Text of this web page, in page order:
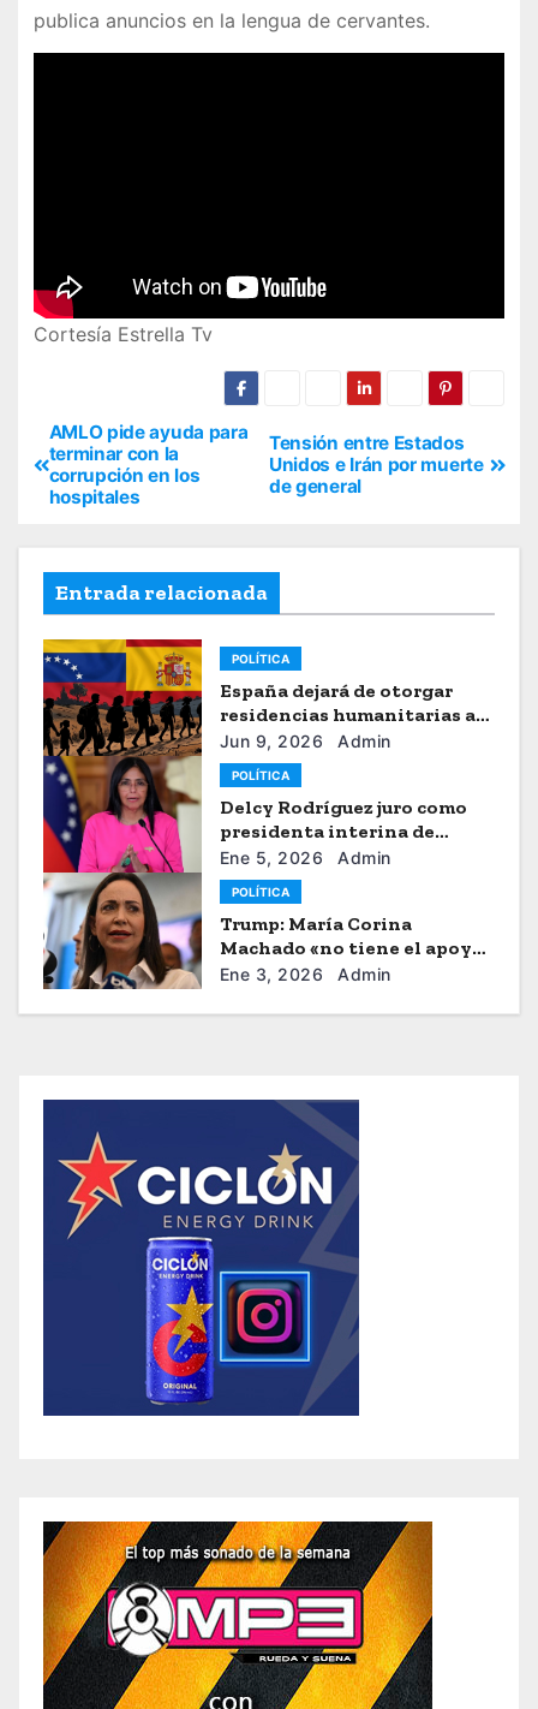
publica anuncios en la lengua de cervantes.
Cortesía Estrella Tv
Tensión entre Estados
Unidos e Irán por muerte
de general
AMLO pide ayuda para
terminar con la
corrupción en los
hospitales
Entrada relacionada
POLÍTICA
España dejará de otorgar
residencias humanitarias a
venezolanos
Jun 9, 2026 Admin
POLÍTICA
Delcy Rodríguez juro como
presidenta interina de
Venezuela
Ene 5, 2026 Admin
POLÍTICA
Trump: María Corina
Machado «no tiene el apoyo»
para dirigir Venezuela
Ene 3, 2026 Admin